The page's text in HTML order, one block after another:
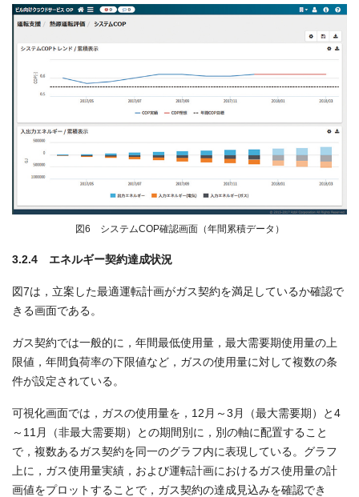
図6 システムCOP確認画面（年間累積データ）
3.2.4 エネルギー契約達成状況
図7は，立案した最適運転計画がガス契約を満足しているか確認で
きる画面である。
ガス契約では一般的に，年間最低使用量，最大需要期使用量の上
限値，年間負荷率の下限値など，ガスの使用量に対して複数の条
件が設定されている。
可視化画面では，ガスの使用量を，12月～3月（最大需要期）と4
～11月（非最大需要期）との期間別に，別の軸に配置すること
で，複数あるガス契約を同一のグラフ内に表現している。グラフ
上に，ガス使用量実績，および運転計画におけるガス使用量の計
画値をプロットすることで，ガス契約の達成見込みを確認でき